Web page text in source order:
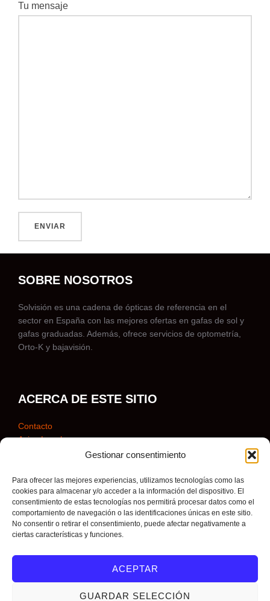
Gestionar consentimiento
Para ofrecer las mejores experiencias, utilizamos tecnologías como las
cookies para almacenar y/o acceder a la información del dispositivo. El
consentimiento de estas tecnologías nos permitirá procesar datos como el
comportamiento de navegación o las identificaciones únicas en este sitio.
No consentir o retirar el consentimiento, puede afectar negativamente a
ciertas características y funciones.
ACEPTAR
GUARDAR SELECCIÓN
Tu mensaje
SOBRE NOSOTROS
Solvisión es una cadena de ópticas de referencia en el
sector en España con las mejores ofertas en gafas de sol y
gafas graduadas. Además, ofrece servicios de optometría,
Orto-K y bajavisión.
ACERCA DE ESTE SITIO
Contacto
Aviso Legal
Aviso de Privacidad